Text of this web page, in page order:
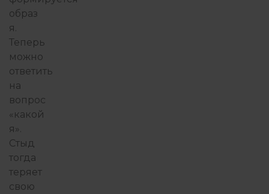
образ
я.
Теперь
можно
ответить
на
вопрос
«какой
я».
Стыд
тогда
теряет
свою